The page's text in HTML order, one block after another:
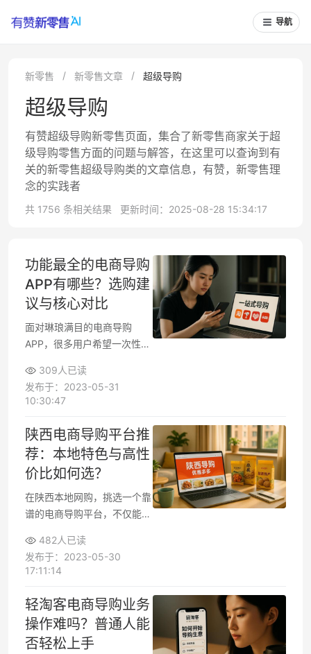
导航
新零售 新零售文章 超级导购
超级导购
有赞超级导购新零售页面，集合了新零售商家关于超
级导购零售方面的问题与解答，在这里可以查询到有
关的新零售超级导购类的文章信息，有赞，新零售理
念的实践者
共 1756 条相关结果 更新时间：2025-08-28 15:34:17
功能最全的电商导购
APP有哪些？选购建
议与核心对比
面对琳琅满目的电商导购
APP，很多用户希望一次性解
台选择的难题。市场主流的导
购APP在商品覆盖面、平台兼
重。选择功能齐全、商品种类
丰富的导购APP，能让你的购
物决策更简单，也能提升省钱
效率。
309人已读
发布于：2023-05-31
10:30:47
陕西电商导购平台推
荐：本地特色与高性
价比如何选？
在陕西本地网购，挑选一个靠
谱的电商导购平台，不仅能帮
多专属本地福利。不同平台在
本地服务和优惠活动上有明显
平台，直接影响你的购物体
验。本文将聚焦陕西地区有哪
些值得信赖的导购平台，并为
你梳理选购要点
482人已读
发布于：2023-05-30
17:11:14
轻淘客电商导购业务
操作难吗？普通人能
否轻松上手